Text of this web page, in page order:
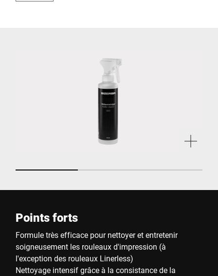
Points forts
Formule très efficace pour nettoyer et entretenir
soigneusement les rouleaux d'impression (à
l'exception des rouleaux Linerless)
Nettoyage intensif grâce à la consistance de la